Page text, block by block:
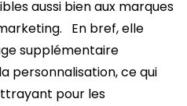
aussi bien aux marques
En bref, elle
supplémentaire
personnalisation, ce qui
pour les